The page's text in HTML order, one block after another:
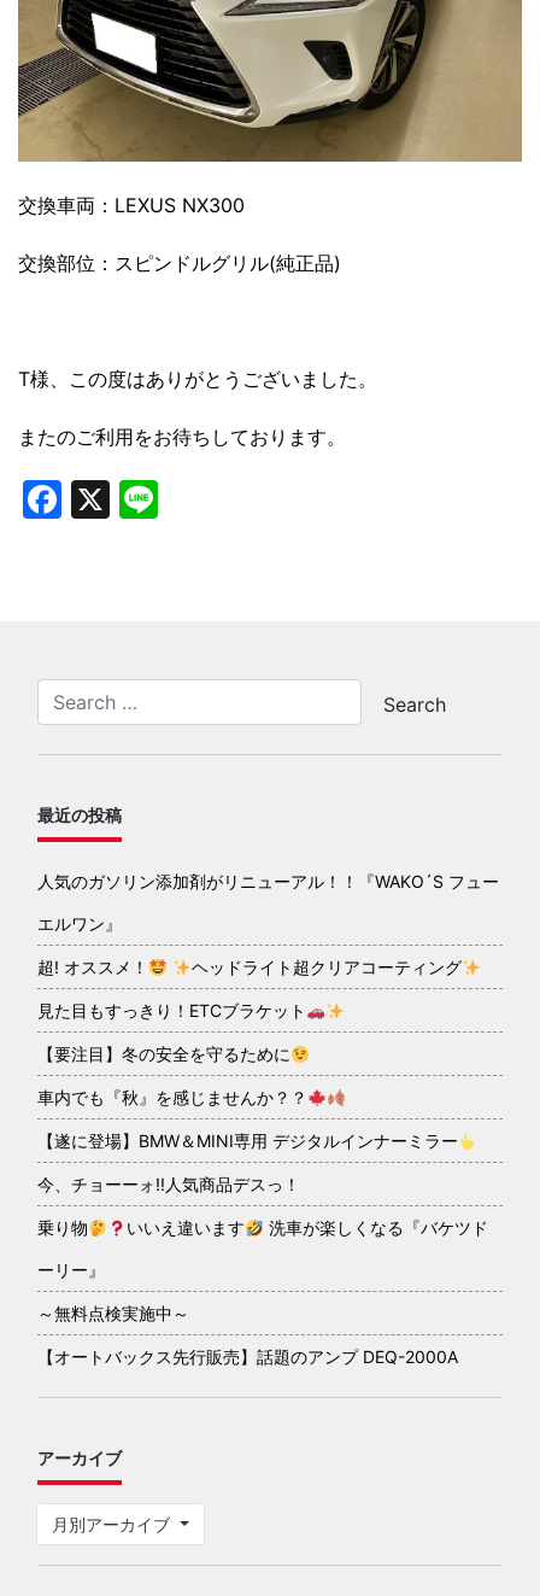
交換車両：LEXUS NX300
交換部位：スピンドルグリル(純正品)
T様、この度はありがとうございました。
またのご利用をお待ちしております。
Facebook
X
最近の投稿
人気のガソリン添加剤がリニューアル！！『WAKO´S フュー
エルワン』
超! オススメ！ ヘッドライト超クリアコーティング
見た目もすっきり！ETCブラケット
【要注目】冬の安全を守るために
車内でも『秋』を感じませんか？？
【遂に登場】BMW＆MINI専用 デジタルインナーミラー
今、チョーーォ!!人気商品デスっ！
乗り物 いいえ違います 洗車が楽しくなる『バケツド
ーリー』
～無料点検実施中～
【オートバックス先行販売】話題のアンプ DEQ-2000A
アーカイブ
月別アーカイブ